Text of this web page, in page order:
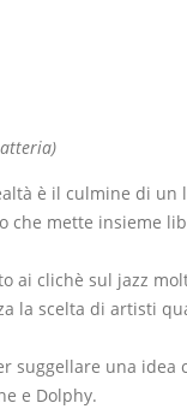
è il culmine di
mette insieme
ai clichè sul jazz
la scelta di artisti
suggellare una
e Dolphy.